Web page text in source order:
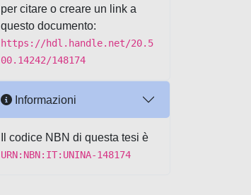
per citare o creare un link a
questo documento:
https://hdl.handle.net/20.5
00.14242/148174
Informazioni
Il codice NBN di questa tesi è
URN:NBN:IT:UNINA-148174